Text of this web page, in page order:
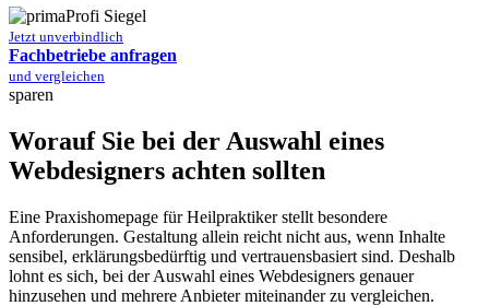
Jetzt unverbindlich
Fachbetriebe anfragen
und vergleichen
sparen
Worauf Sie bei der Auswahl eines
Webdesigners achten sollten
Eine Praxishomepage für Heilpraktiker stellt besondere
Anforderungen. Gestaltung allein reicht nicht aus, wenn Inhalte
sensibel, erklärungsbedürftig und vertrauens­basiert sind. Deshalb
lohnt es sich, bei der Auswahl eines Webdesigners genauer
hinzusehen und mehrere Anbieter miteinander zu vergleichen.